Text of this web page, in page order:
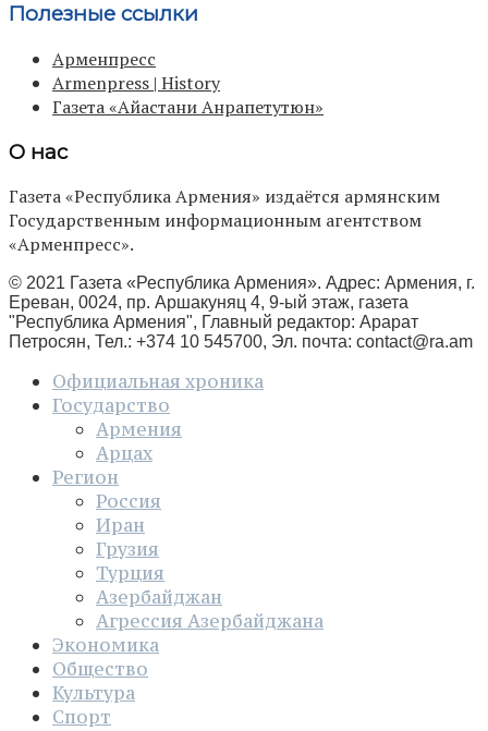
Полезные ссылки
Арменпресс
Armenpress | History
Газета «Айастани Анрапетутюн»
О нас
Газета «Республика Армения» издаётся армянским
Государственным информационным агентством
«Арменпресс».
© 2021 Газета «Республика Армения». Адрес: Армения, г.
Ереван, 0024, пр. Аршакуняц 4, 9-ый этаж, газета
"Республика Армения", Главный редактор: Арарат
Петросян, Тел.: +374 10 545700, Эл. почта: contact@ra.am
Официальная хроника
Государство
Армения
Арцах
Регион
Россия
Иран
Грузия
Турция
Азербайджан
Агрессия Азербайджана
Экономика
Общество
Культура
Спорт